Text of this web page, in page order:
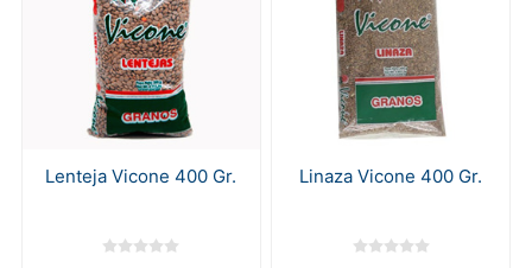
Lenteja Vicone 400 Gr. Linaza Vicone 400 Gr.